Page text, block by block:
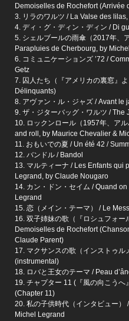
Demoiselles de Rochefort (Arrivée
3. リラのワルツ / La Valse des
4. ディ・グ・ディン・ディン / Di
5. シェルブールの雨傘（2017年、
Parapluies de Cherbourg, by
6. コミュニケーションズ ’72 /
Getz
7. 囚人たち（『アメリカの裏窓』
Délinquants)
8. アヴァン・ル・ジャズ / Avant le
9. ザ・ジターバッグ・ワルツ /
10. ロックンロール（1957年、ア
and roll, by Maurice Chevalier &
11. おもいでの夏 / Un été 42 /
12. バンドル / Bandol
13. マルティーナ / Les Enfants qui
Legrand, by Claude Nougaro
14. カン・ドン・セイム / Quand
Legrand
15. 恋（メイン・テーマ） / Le
16. 双子姉妹の歌（『ロシュフォー
Demoiselles de Rochefort
Claude Parent)
17. マクサンスの歌（インストゥ
(instrumental)
18. ロバと王女のテーマ / Peau
19. チャプター 11 (『風の向こうへ
(Chapter 11)
20. 私の子供時代（インタビュー）
Michel Legrand